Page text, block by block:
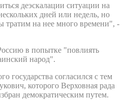
деэскалации ситуации на
дней или недель, но
тратим на нее много времени", -
в попытке "повлиять
народ".
государства согласился с тем
которого Верховная рада
демократическим путем.